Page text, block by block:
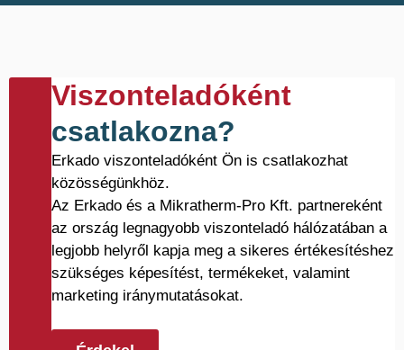
Viszonteladóként
csatlakozna?
Erkado viszonteladóként Ön is csatlakozhat
közösségünkhöz.
Az Erkado és a Mikratherm-Pro Kft. partnereként
az ország legnagyobb viszonteladó hálózatában a
legjobb helyről kapja meg a sikeres értékesítéshez
szükséges képesítést, termékeket, valamint
marketing iránymutatásokat.